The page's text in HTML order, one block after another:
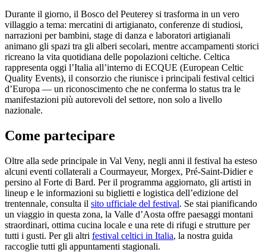
Durante il giorno, il Bosco del Peuterey si trasforma in un vero
villaggio a tema: mercatini di artigianato, conferenze di studiosi,
narrazioni per bambini, stage di danza e laboratori artigianali
animano gli spazi tra gli alberi secolari, mentre accampamenti storici
ricreano la vita quotidiana delle popolazioni celtiche. Celtica
rappresenta oggi l’Italia all’interno di ECQUE (European Celtic
Quality Events), il consorzio che riunisce i principali festival celtici
d’Europa — un riconoscimento che ne conferma lo status tra le
manifestazioni più autorevoli del settore, non solo a livello
nazionale.
Come partecipare
Oltre alla sede principale in Val Veny, negli anni il festival ha esteso
alcuni eventi collaterali a Courmayeur, Morgex, Pré-Saint-Didier e
persino al Forte di Bard. Per il programma aggiornato, gli artisti in
lineup e le informazioni su biglietti e logistica dell’edizione del
trentennale, consulta il sito ufficiale del festival. Se stai pianificando
un viaggio in questa zona, la Valle d’Aosta offre paesaggi montani
straordinari, ottima cucina locale e una rete di rifugi e strutture per
tutti i gusti. Per gli altri festival celtici in Italia, la nostra guida
raccoglie tutti gli appuntamenti stagionali.